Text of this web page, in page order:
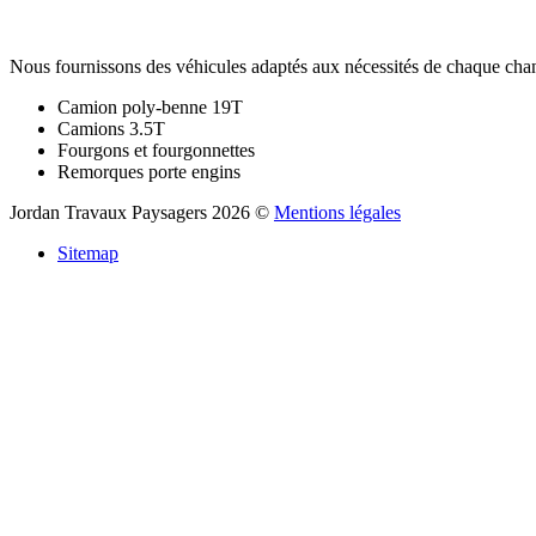
Nous fournissons des véhicules adaptés aux nécessités de chaque
Camion poly-benne 19T
Camions 3.5T
Fourgons et fourgonnettes
Remorques porte engins
Jordan Travaux Paysagers 2026 © Mentions légales
Sitemap